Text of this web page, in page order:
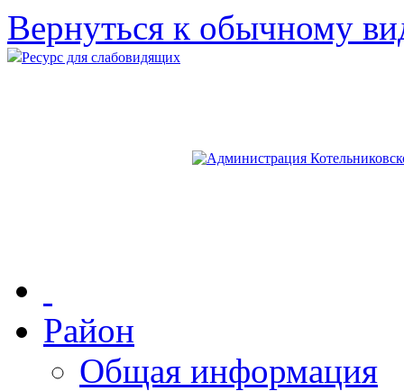
Вернуться к обычному
Ресурс для слабовидящих
Район
Общая информация